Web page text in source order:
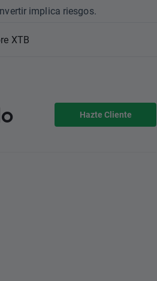
implica riesgos.
XTB
Hazte Cliente